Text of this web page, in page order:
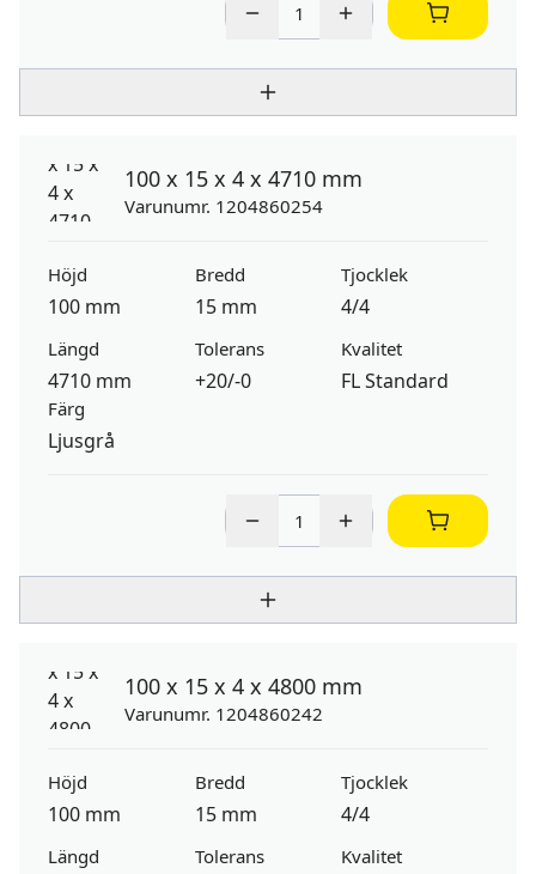
100 x 15 x 4 x 4710 mm
Varunumr. 1204860254
Höjd
100 mm
Bredd
15 mm
Tjocklek
4/4
Längd
4710 mm
Tolerans
+20/-0
Kvalitet
FL Standard
Färg
Ljusgrå
100 x 15 x 4 x 4800 mm
Varunumr. 1204860242
Höjd
100 mm
Bredd
15 mm
Tjocklek
4/4
Längd Tolerans Kvalitet